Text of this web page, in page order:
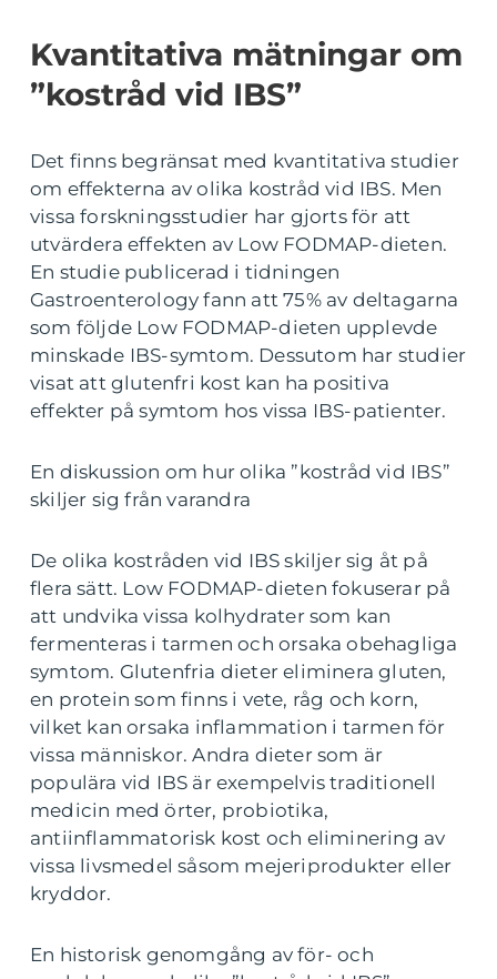
Kvantitativa mätningar om
”kostråd vid IBS”
Det finns begränsat med kvantitativa studier
om effekterna av olika kostråd vid IBS. Men
vissa forskningsstudier har gjorts för att
utvärdera effekten av Low FODMAP-dieten.
En studie publicerad i tidningen
Gastroenterology fann att 75% av deltagarna
som följde Low FODMAP-dieten upplevde
minskade IBS-symtom. Dessutom har studier
visat att glutenfri kost kan ha positiva
effekter på symtom hos vissa IBS-patienter.
En diskussion om hur olika ”kostråd vid IBS”
skiljer sig från varandra
De olika kostråden vid IBS skiljer sig åt på
flera sätt. Low FODMAP-dieten fokuserar på
att undvika vissa kolhydrater som kan
fermenteras i tarmen och orsaka obehagliga
symtom. Glutenfria dieter eliminera gluten,
en protein som finns i vete, råg och korn,
vilket kan orsaka inflammation i tarmen för
vissa människor. Andra dieter som är
populära vid IBS är exempelvis traditionell
medicin med örter, probiotika,
antiinflammatorisk kost och eliminering av
vissa livsmedel såsom mejeriprodukter eller
kryddor.
En historisk genomgång av för- och